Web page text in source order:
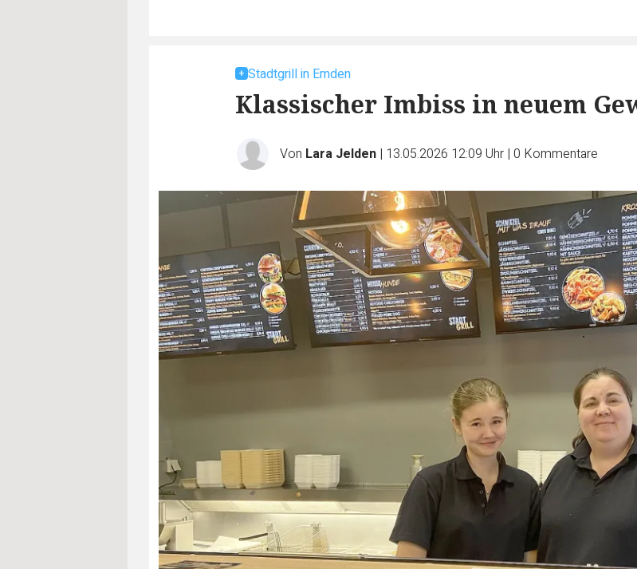
Stadtgrill in Emden
Klassischer Imbiss in neuem
Von Lara Jelden | 13.05.2026 12:09 Uhr | 0 Kommentare